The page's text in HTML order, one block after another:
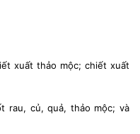
xuất thảo mộc; chiết xuất
rau, củ, quả, thảo mộc; và